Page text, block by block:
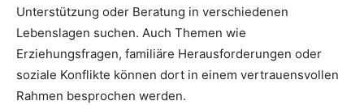
Unterstützung oder Beratung in verschiedenen
Lebenslagen suchen. Auch Themen wie
Erziehungsfragen, familiäre Herausforderungen oder
soziale Konflikte können dort in einem vertrauensvollen
Rahmen besprochen werden.